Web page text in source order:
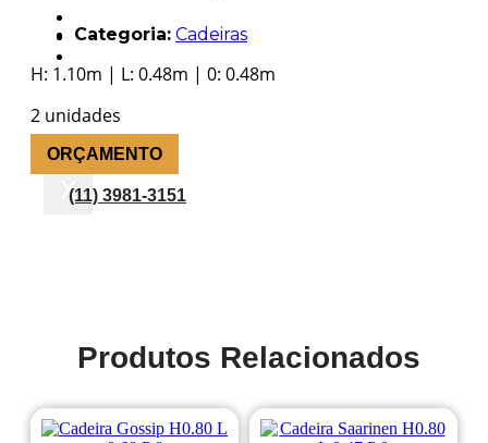
Blog
X
Categoria: Cadeiras
H: 1.10m | L: 0.48m | 0: 0.48m
2 unidades
ORÇAMENTO
(11) 3981-3151
Produtos Relacionados